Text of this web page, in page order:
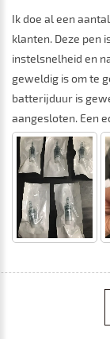
Ik doe al een
klanten. Deze pen
instelsnelheid en
geweldig is om te
batterijduur is
aangesloten. Een